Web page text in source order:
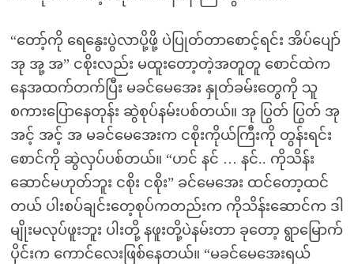
“တော့်ကို ရေနွေးပွဲလာပို့ဖို့ ပဲပြုတ်တာစောင့်ရင်း အိပ်ပျော်
အု အု့ အ” ငစိုးလည်း မထူးတော့တဲ့အတူတူ စောင်ထဲက
နေအထက်တက်ပြီး မခင်မေအေး နှုတ်ခမ်းတွေကို သူ
စကားပြောနေတုန်း ဆွဲစုပ်နမ်းပစ်တယ်။ အု ပြွတ် ပြွတ် အု
အင့် အင့် အ မခင်မေအေးက ငစိုးကိုယ်ကြီးကို တွန်းရင်း
စောင်ကို ဆွဲလှပ်ပစ်တယ်။ “ဟင် နင် … နင်.. ကိုသိန်း
ဆောင်မဟုတ်ဘူး ငစိုး ငစိုး” ခင်မေအေး ထင်တော့ထင်
တယ် ပါးစပ်ချင်းတေ့စုပ်ကတည်းက ကိုသိန်းဆောင်က ဒါ
မျိုးမလုပ်ဖူးဘူး ပါးတို့ နဖူးတို့ပဲနမ်းတာ ခုတော့ ရွာမြောက်
ပိုင်းက ကောင်လေးဖြစ်နေတယ်။ “မခင်မေအေးရယ်